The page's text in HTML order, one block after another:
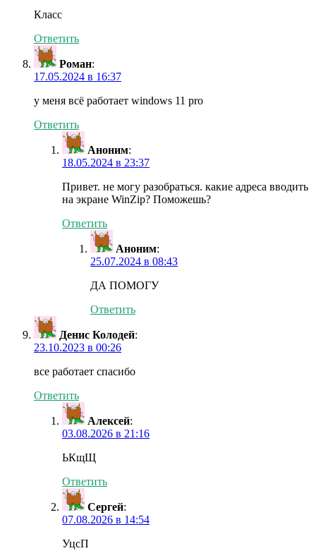
Класс
Ответить
Роман:
17.05.2024 в 16:37
у меня всё работает windows 11 pro
Ответить
Аноним:
18.05.2024 в 23:37
Привет. не могу разобраться. какие адреса вводить
на экране WinZip? Поможешь?
Ответить
Аноним:
25.07.2024 в 08:43
ДА ПОМОГУ
Ответить
Денис Колодей:
23.10.2023 в 00:26
все работает спасибо
Ответить
Алексей:
03.08.2026 в 21:16
ЬКщЩ
Ответить
Сергей:
07.08.2026 в 14:54
УцсП